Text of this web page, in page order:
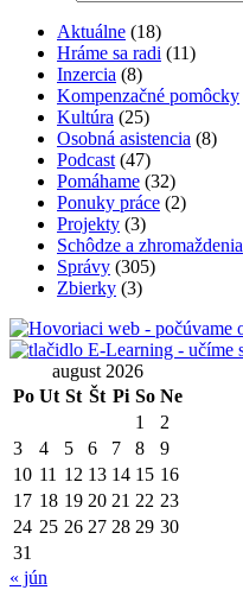
Aktuálne (18)
Hráme sa radi (11)
Inzercia (8)
Kompenzačné pomôcky
Kultúra (25)
Osobná asistencia (8)
Podcast (47)
Pomáhame (32)
Ponuky práce (2)
Projekty (3)
Schôdze a zhromaždenia
Správy (305)
Zbierky (3)
august 2026
Po Ut St Št Pi So Ne
1
2
3
4 5 6 7 8
9
10 11 12 13 14 15 16
17 18 19 20 21 22 23
24 25 26 27 28 29 30
31
« jún